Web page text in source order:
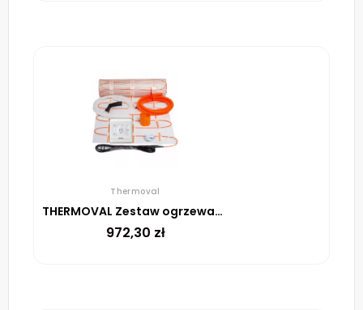
Thermoval
THERMOVAL Zestaw ogrzewania podłogowego – mata TV TO 7m² 170W/m² regulator TT 16 biały
972,30 zł